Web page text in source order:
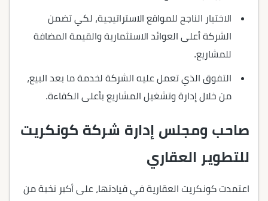
الاختيار الناجح للمواقع الاستراتيجية، لكي تضمن
الشركة أعلى العوائد الاستثمارية والقيمة المضافة
للمشاريع.
التفوق الذي تعمل عليه الشركة لخدمة ما بعد البيع،
من خلال إدارة وتشغيل المشاريع بأعلى الكفاءة.
صاحب ومجلس إدارة شركة كونكريت
للتطوير العقاري
اعتمدت كونكريت العقارية في قيادتها، على أكبر نخبة من